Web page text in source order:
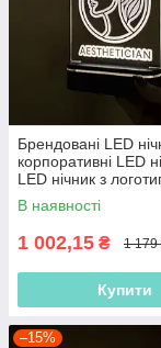
Брендовані LED
корпоративні LED
LED нічник з
нічник з
В наявності
1 002,15 ₴ 1 179
Купити
–15%